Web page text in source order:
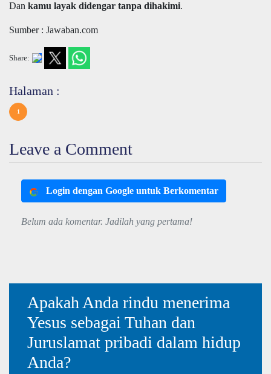
Dan kamu layak didengar tanpa dihakimi.
Sumber : Jawaban.com
Share:
Halaman :
1
Leave a Comment
Login dengan Google untuk Berkomentar
Belum ada komentar. Jadilah yang pertama!
Apakah Anda rindu menerima
Yesus sebagai Tuhan dan
Juruslamat pribadi dalam hidup
Anda?